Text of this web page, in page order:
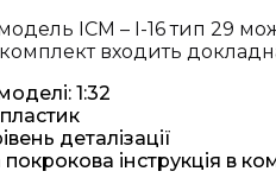
ICM – I-16 тип 29
входить
1:32
деталізації
інструкція в